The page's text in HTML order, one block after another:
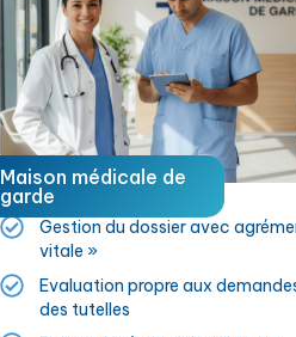
Maison médicale de
garde
Gestion du dossier avec
vitale »
Evaluation propre aux
des tutelles